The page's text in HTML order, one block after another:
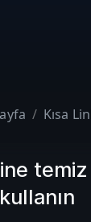
Kısa